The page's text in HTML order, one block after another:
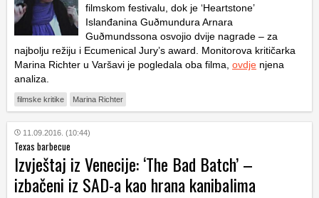
filmskom festivalu, dok je ‘Heartstone’
Islanđanina Guðmundura Arnara
Guðmundssona osvojio dvije nagrade – za
najbolju režiju i Ecumenical Jury’s award. Monitorova kritičarka
Marina Richter u Varšavi je pogledala oba filma, ovdje njena
analiza.
filmske kritike Marina Richter
11.09.2016. (10:44)
Texas barbecue
Izvještaj iz Venecije: ‘The Bad Batch’ –
izbačeni iz SAD-a kao hrana kanibalima